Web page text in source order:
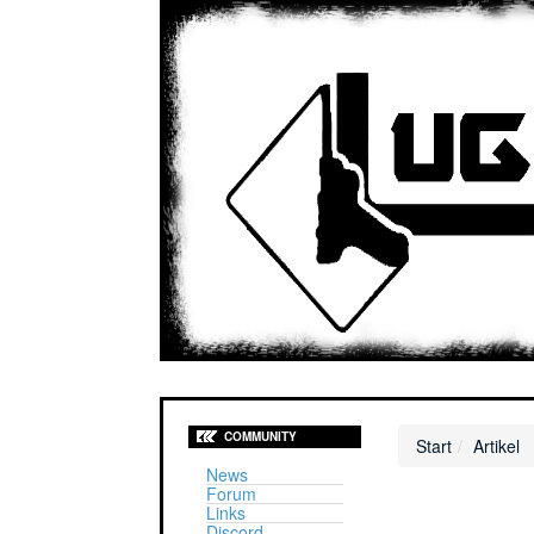
COMMUNITY
News
Forum
Links
Start Artikel